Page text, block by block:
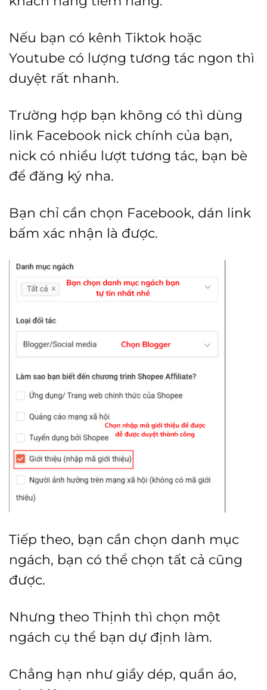
Nếu bạn có kênh Tiktok hoặc
Youtube có lượng tương tác ngon thì
duyệt rất nhanh.
Trường hợp bạn không có thì dùng
link Facebook nick chính của bạn,
nick có nhiều lượt tương tác, bạn bè
để đăng ký nha.
Bạn chỉ cần chọn Facebook, dán link
bấm xác nhận là được.
Tiếp theo, bạn cần chọn danh mục
ngách, bạn có thể chọn tất cả cũng
được.
Nhưng theo Thịnh thì chọn một
ngách cụ thể bạn dự định làm.
Chẳng hạn như giầy dép, quần áo,